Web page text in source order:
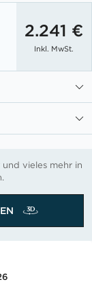
2.241 €
Inkl. MwSt.
vieles mehr in